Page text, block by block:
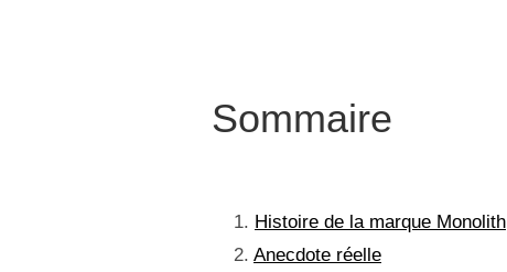
Sommaire
Histoire de la marque Monolith
Anecdote réelle